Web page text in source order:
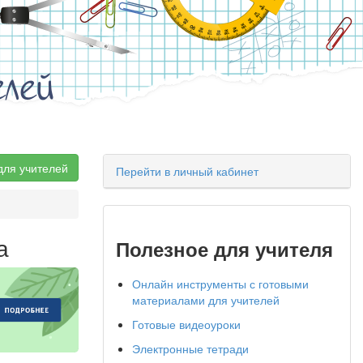
учителей Перейти в личный кабинет
Полезное для учителя
Онлайн инструменты с готовыми
материалами для учителей
Готовые видеоуроки
Электронные тетради